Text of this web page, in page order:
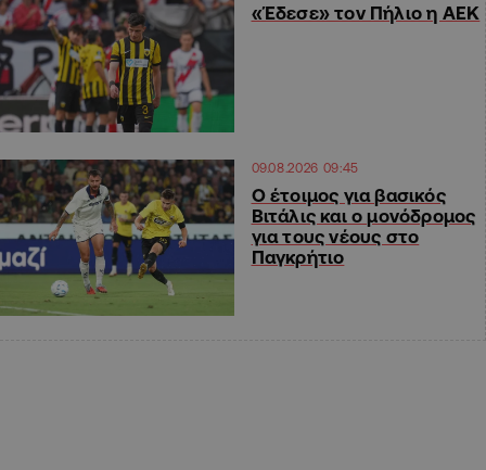
«Έδεσε» τον Πήλιο η ΑΕΚ
09.08.2026 09:45
Ο έτοιμος για βασικός
Βιτάλις και ο μονόδρομος
για τους νέους στο
Παγκρήτιο